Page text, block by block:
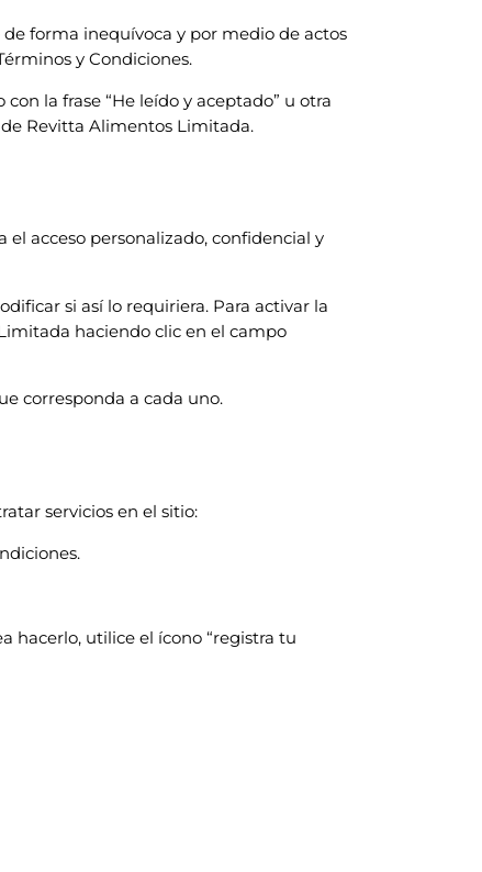
forma inequívoca y por medio de actos
y Condiciones.
la frase “He leído y aceptado” u otra
Revitta Alimentos Limitada.
acceso personalizado, confidencial y
si así lo requiriera. Para activar la
haciendo clic en el campo
corresponda a cada uno.
servicios en el sitio:
hacerlo, utilice el ícono “registra tu